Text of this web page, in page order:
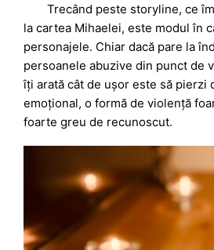
Trecând peste storyline, ce
la cartea Mihaelei, este modul în
personajele. Chiar dacă pare la
persoanele abuzive din punct de
îți arată cât de ușor este să pierzi
emoțional, o formă de violență
foarte greu de recunoscut.